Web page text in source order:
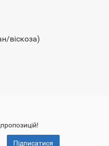
віскоза)
Підписатися